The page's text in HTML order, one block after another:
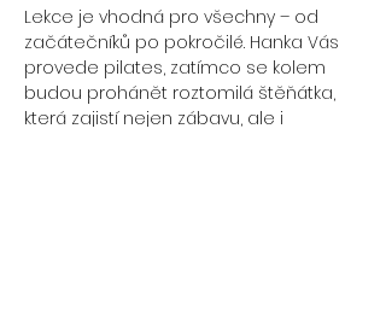
Lekce je vhodná pro všechny – od
začátečníků po pokročilé. Hanka Vás
provede pilates, zatímco se kolem
budou prohánět roztomilá štěňátka,
která zajistí nejen zábavu, ale i